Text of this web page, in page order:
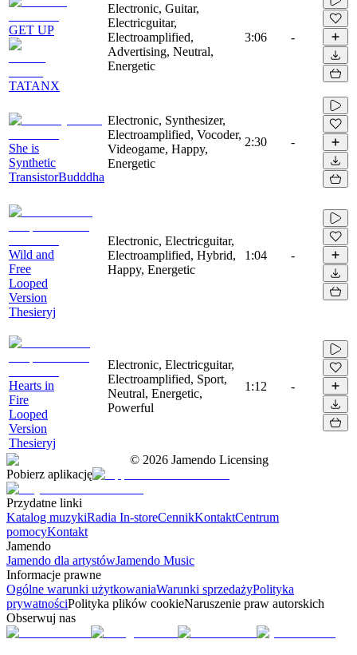
GET UP
TATANX
Electronic, Guitar,
Electricguitar,
Electroamplified,
Advertising, Neutral,
Energetic
3:06 -
She is
Synthetic
TransistorBudddha
Electronic, Synthesizer,
Electroamplified, Vocoder,
Videogame, Happy,
Energetic
2:30 -
Wild and
Free
Looped
Version
Thesieryj
Electronic, Electricguitar,
Electroamplified, Hybrid,
Happy, Energetic
1:04 -
Hearts in
Fire
Looped
Version
Thesieryj
Electronic, Electricguitar,
Electroamplified, Sport,
Neutral, Energetic,
Powerful
1:12 -
© 2026 Jamendo Licensing
Pobierz aplikację
Przydatne linki
Katalog muzykiRadia In-storeCennikKontaktCentrum
pomocyKontakt
Jamendo
Jamendo dla artystówJamendo Music
Informacje prawne
Ogólne warunki użytkowaniaWarunki sprzedażyPolityka
prywatnościPolityka plików cookieNaruszenie praw autorskich
Obserwuj nas